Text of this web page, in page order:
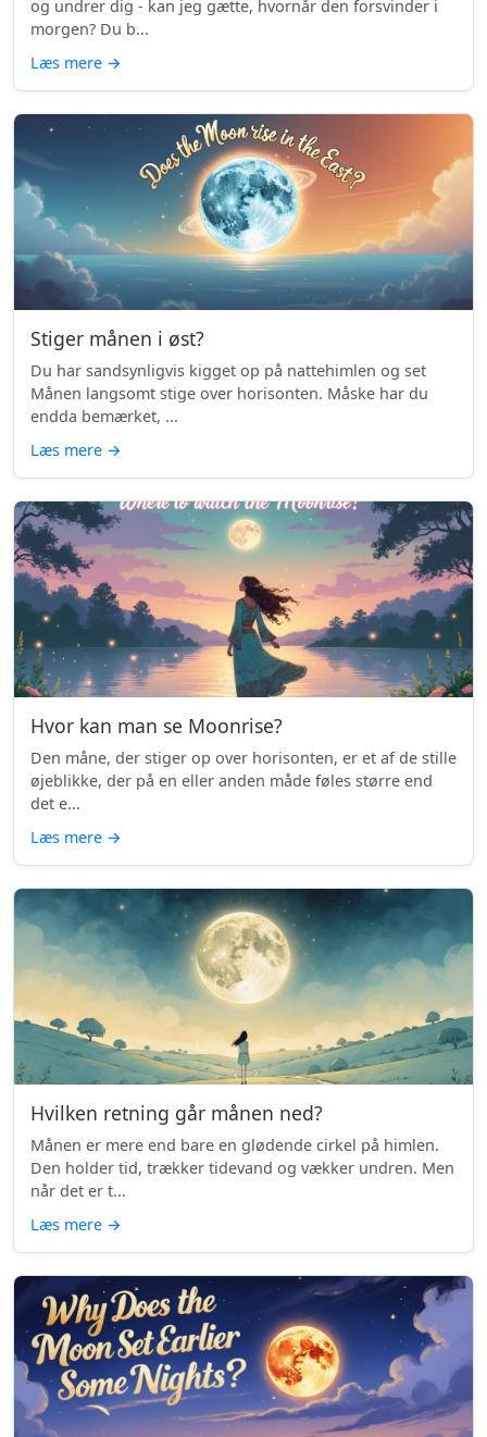
og undrer dig - kan jeg gætte, hvornår den forsvinder i
morgen? Du b...
Læs mere →
Stiger månen i øst?
Du har sandsynligvis kigget op på nattehimlen og set
Månen langsomt stige over horisonten. Måske har du
endda bemærket, ...
Læs mere →
Hvor kan man se Moonrise?
Den måne, der stiger op over horisonten, er et af de stille
øjeblikke, der på en eller anden måde føles større end
det e...
Læs mere →
Hvilken retning går månen ned?
Månen er mere end bare en glødende cirkel på himlen.
Den holder tid, trækker tidevand og vækker undren. Men
når det er t...
Læs mere →